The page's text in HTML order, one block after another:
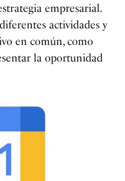
empresarial.
actividades y
en común, como
la oportunidad